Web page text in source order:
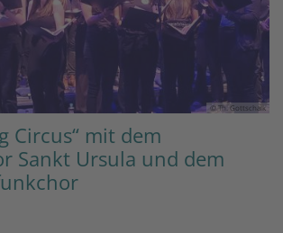
© Th. Gottschalk
Circus“ mit dem
Sankt Ursula und dem